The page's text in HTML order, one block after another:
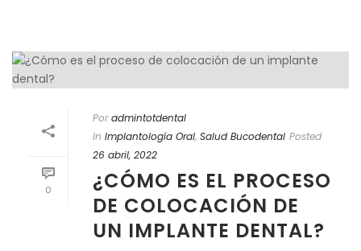
0
Por admintotdental
In Implantología Oral, Salud Bucodental Posted
26 abril, 2022
¿CÓMO ES EL PROCESO
DE COLOCACIÓN DE
UN IMPLANTE DENTAL?